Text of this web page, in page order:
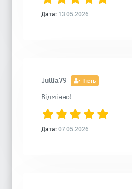
Дата: 13.05.2026
Jullia79 Гість
Відмінно!
Дата: 07.05.2026